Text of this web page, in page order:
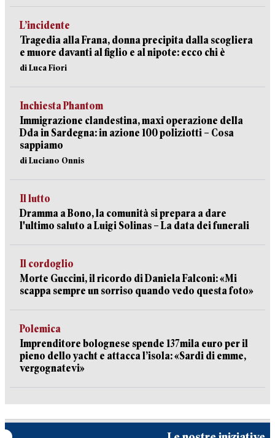
L’incidente
Tragedia alla Frana, donna precipita dalla scogliera
e muore davanti al figlio e al nipote: ecco chi è
di Luca Fiori
Inchiesta Phantom
Immigrazione clandestina, maxi operazione della
Dda in Sardegna: in azione 100 poliziotti – Cosa
sappiamo
di Luciano Onnis
Il lutto
Dramma a Bono, la comunità si prepara a dare
l'ultimo saluto a Luigi Solinas – La data dei funerali
Il cordoglio
Morte Guccini, il ricordo di Daniela Falconi: «Mi
scappa sempre un sorriso quando vedo questa foto»
Polemica
Imprenditore bolognese spende 137mila euro per il
pieno dello yacht e attacca l’isola: «Sardi di emme,
vergognatevi»